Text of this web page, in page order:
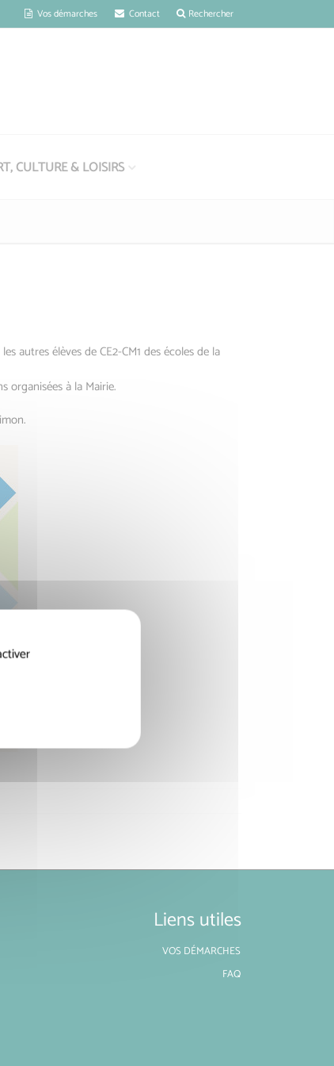
Vos démarches Contact Rechercher
CULTURE & LOISIRS
autres élèves de CE2-CM1 des écoles de la
organisées à la Mairie.
Liens utiles
VOS DÉMARCHES
FAQ